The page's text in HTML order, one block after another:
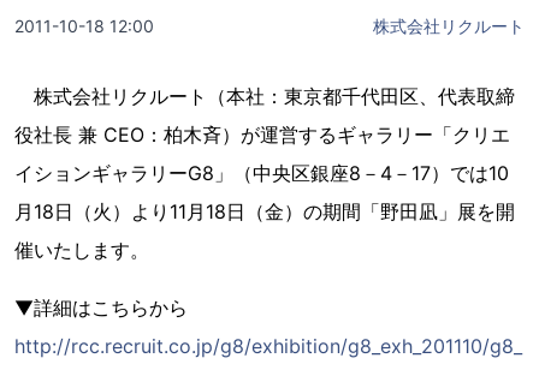
2011-10-18 12:00 株式会社リクルート
株式会社リクルート（本社：東京都千代田区、代表取締
役社長 兼 CEO：柏木斉）が運営するギャラリー「クリエ
イションギャラリーG8」（中央区銀座8－4－17）では10
月18日（火）より11月18日（金）の期間「野田凪」展を開
催いたします。
▼詳細はこちらから
http://rcc.recruit.co.jp/g8/exhibition/g8_exh_201110/g8_